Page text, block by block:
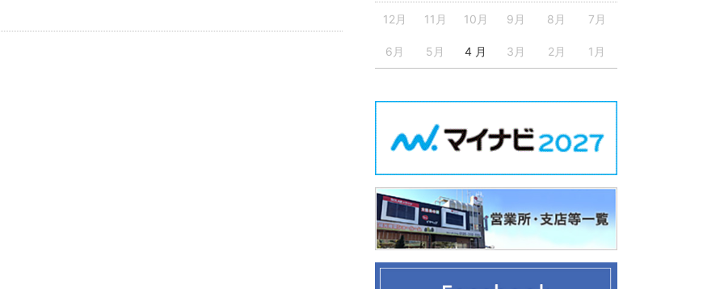
12月 11月 10月 9月 8月 7月
6月 5月 4 月 3月 2月 1月